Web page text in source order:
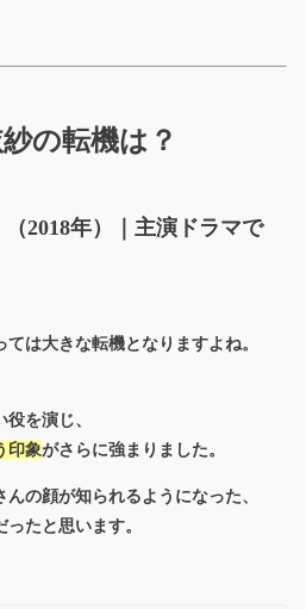
の転機は？
2018年）｜主演ドラマで
ては大きな転機となりますよね。
を演じ、
印象がさらに強まりました。
の顔が知られるようになった、
たと思います。